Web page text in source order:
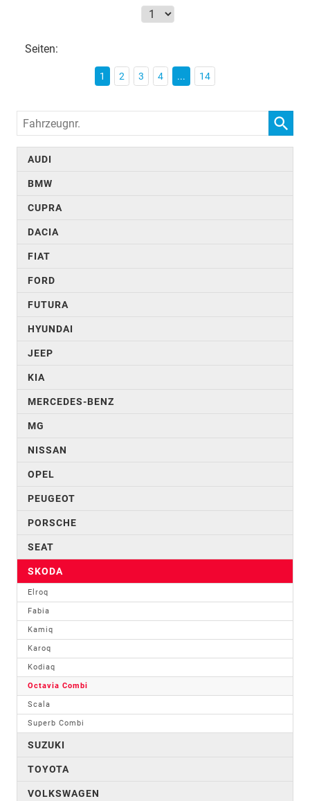
Seiten:
1 2 3 4 ... 14
Fahrzeugnr.
AUDI
BMW
CUPRA
DACIA
FIAT
FORD
FUTURA
HYUNDAI
JEEP
KIA
MERCEDES-BENZ
MG
NISSAN
OPEL
PEUGEOT
PORSCHE
SEAT
SKODA
Elroq
Fabia
Kamiq
Karoq
Kodiaq
Octavia Combi
Scala
Superb Combi
SUZUKI
TOYOTA
VOLKSWAGEN